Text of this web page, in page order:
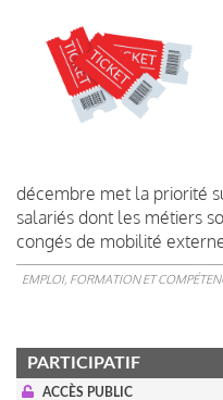
décembre met la priorité
salariés dont les métiers
congés de mobilité
EMPLOI, FORMATION ET
PARTICIPATIF
ACCÈS PUBLIC